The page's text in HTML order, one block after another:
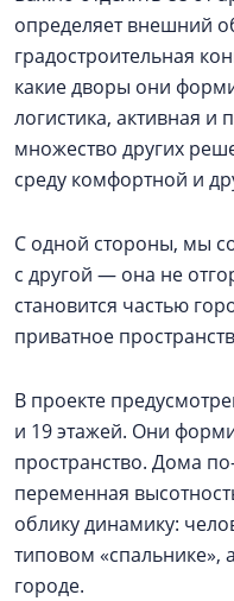
определяет внешний
градостроительная
какие дворы они
логистика, активная и
множество других
среду комфортной и
С одной стороны, мы
с другой — она не
становится частью
приватное
В проекте
и 19 этажей. Они
пространство. Дома
переменная
облику динамику:
типовом
городе.